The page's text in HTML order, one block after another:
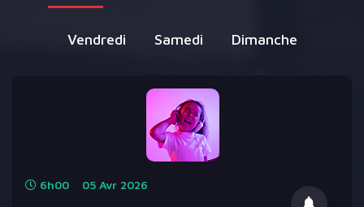
Vendredi Samedi Dimanche
6h00 05 Avr 2026